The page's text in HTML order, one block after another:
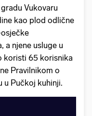
Vukovaru
kao plod odlične
a njene usluge u
koristi 65 korisnika
Pravilnikom o
u Pučkoj kuhinji.